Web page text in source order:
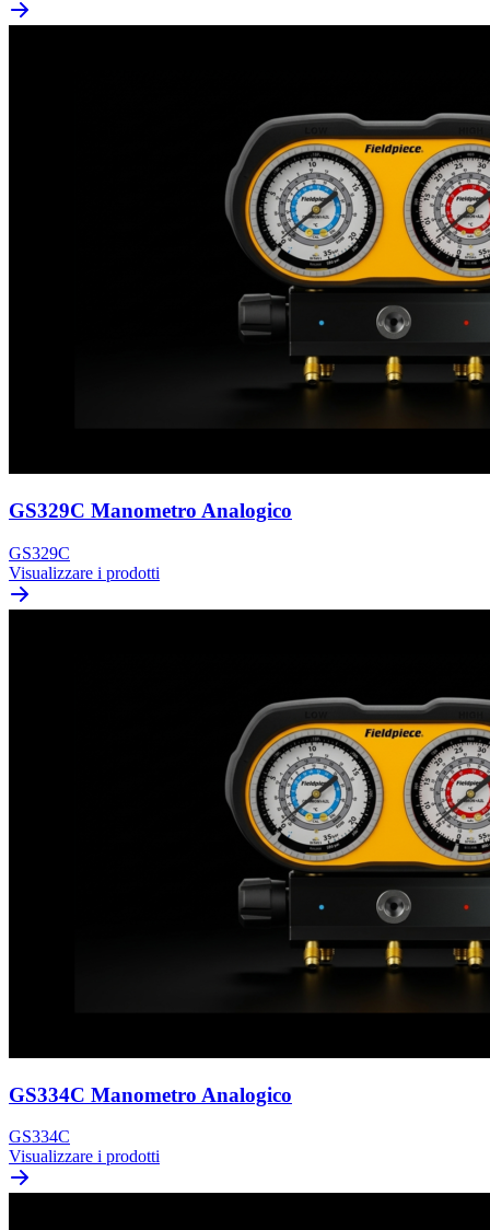
GS329C Manometro Analogico
GS329C
Visualizzare i prodotti
GS334C Manometro Analogico
GS334C
Visualizzare i prodotti